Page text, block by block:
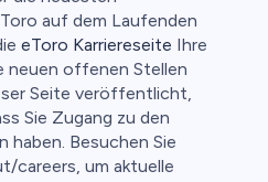
auf dem Laufenden
eToro Karriereseite Ihre
neuen offenen Stellen
Seite veröffentlicht,
Sie Zugang zu den
Besuchen Sie
careers, um aktuelle